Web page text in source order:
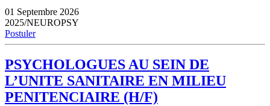
01 Septembre 2026
2025/NEUROPSY
Postuler
PSYCHOLOGUES AU SEIN DE
L’UNITE SANITAIRE EN MILIEU
PENITENCIAIRE (H/F)